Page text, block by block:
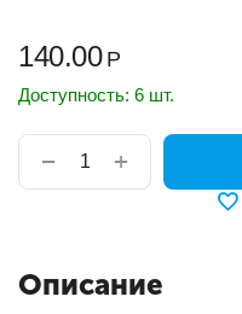
140.00 Р
Доступность: 6 шт.
+
−
Описание